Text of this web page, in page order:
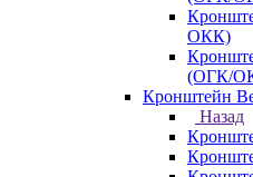
ОКК)
(ОГК/
Кронштейн
Назад